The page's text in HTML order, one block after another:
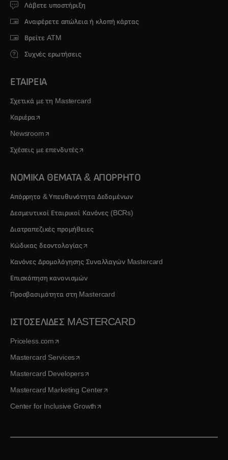
Λάβετε υποστήριξη
Αναφέρετε απώλεια ή κλοπή κάρτας
Βρείτε ATM
Συχνές ερωτήσεις
ΕΤΑΙΡΕΙΑ
Σχετικά με τη Mastercard
Καριέραopens in a new tab
Newsroomopens in a new tab
Σχέσεις με επενδυτέςopens in a new tab
ΝΟΜΙΚΑ ΘΕΜΑΤΑ & ΑΠΟΡΡΗΤΟ
Απόρρητο & Υπευθυνότητα Δεδομένων
Δεσμευτικοί Εταιρικοί Κανόνες (BCRs)
Διατραπεζικές προμήθειες
Κώδικας δεοντολογίαςopens in a new tab
Κανόνες Δρομολόγησης Συναλλαγών Mastercard
Επισκόπηση κανονισμών
Προσβασιμότητα στη Mastercard
ΙΣΤΟΣΕΛΙΔΕΣ MASTERCARD
Priceless.comopens in a new tab
Mastercard Servicesopens in a new tab
Mastercard Developersopens in a new tab
Mastercard Marketing Centeropens in a new tab
Center for Inclusive Growthopens in a new tab